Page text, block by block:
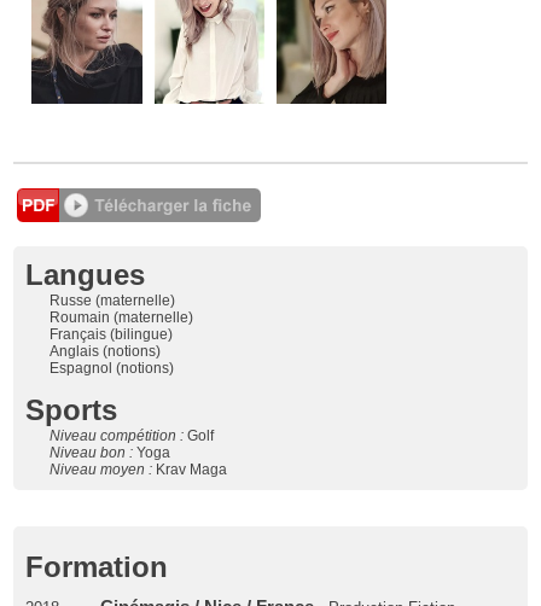
Langues
Russe (maternelle)
Roumain (maternelle)
Français (bilingue)
Anglais (notions)
Espagnol (notions)
Sports
Niveau compétition :Golf
Niveau bon :Yoga
Niveau moyen : Krav Maga
Formation